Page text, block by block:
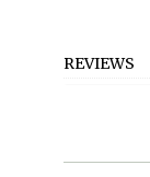
REVIEWS